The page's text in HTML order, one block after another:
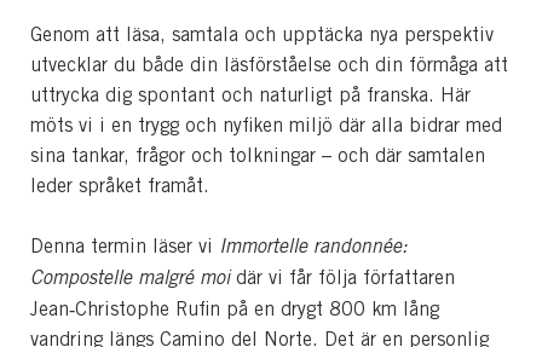
Genom att läsa, samtala och upptäcka nya perspektiv
utvecklar du både din läsförståelse och din förmåga att
uttrycka dig spontant och naturligt på franska. Här
möts vi i en trygg och nyfiken miljö där alla bidrar med
sina tankar, frågor och tolkningar – och där samtalen
leder språket framåt.
Denna termin läser vi Immortelle randonnée:
Compostelle malgré moidär vi får följa författaren
Jean‑Christophe Rufin på en drygt 800 km lång
vandring längs Camino del Norte. Det är en personlig